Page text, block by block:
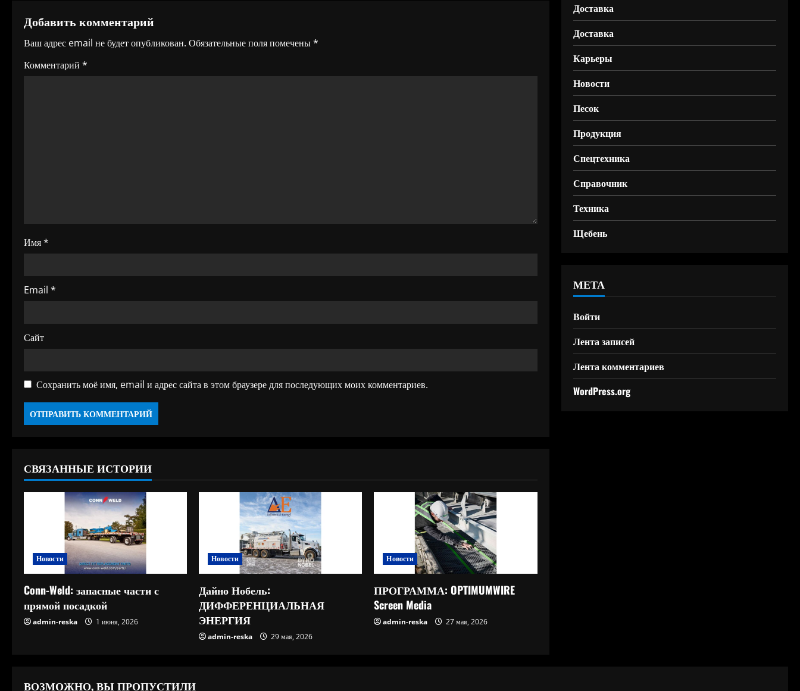
а
ц
и
п
и
я
м
Добавить комментарий
Ваш адрес email не будет опубликован. Обязательные поля помечены*
Комментарий *
Имя*
Email *
Сайт
Сохранить моё имя, email и адрес сайта в этом браузере для последующих моих комментариев.
СВЯЗАННЫЕ ИСТОРИИ
Новости
Conn-Weld: запасные части с
прямой посадкой
admin-reska 1 июня, 2026
Новости
Дайно Нобель:
ДИФФЕРЕНЦИАЛЬНАЯ
ЭНЕРГИЯ
admin-reska 29 мая, 2026
Новости
ПРОГРАММА: OPTIMUMWIRE
Screen Media
admin-reska 27 мая, 2026
Доставка
Доставка
Карьеры
Новости
Песок
Продукция
Спецтехника
Справочник
Техника
Щебень
МЕТА
Войти
Лента записей
Лента комментариев
WordPress.org
ВОЗМОЖНО, ВЫ ПРОПУСТИЛИ